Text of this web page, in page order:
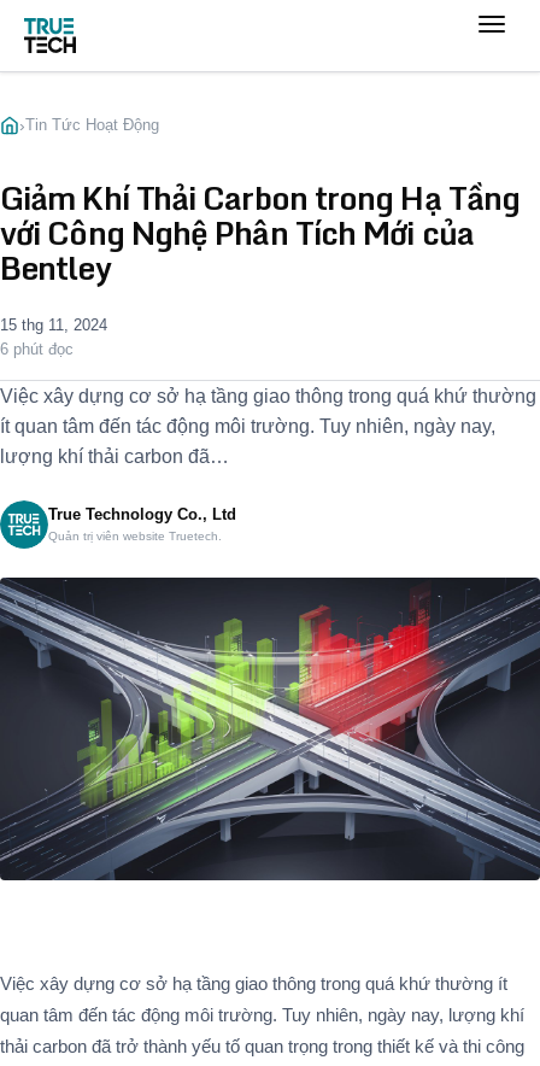
›Tin Tức Hoạt Động
Giảm Khí Thải Carbon trong Hạ Tầng
với Công Nghệ Phân Tích Mới của
Bentley
15 thg 11, 2024
6 phút đọc
Việc xây dựng cơ sở hạ tầng giao thông trong quá khứ thường
ít quan tâm đến tác động môi trường. Tuy nhiên, ngày nay,
lượng khí thải carbon đã…
True Technology Co., Ltd
Quản trị viên website Truetech.
Việc xây dựng cơ sở hạ tầng giao thông trong quá khứ thường ít
quan tâm đến tác động môi trường. Tuy nhiên, ngày nay, lượng khí
thải carbon đã trở thành yếu tố quan trọng trong thiết kế và thi công